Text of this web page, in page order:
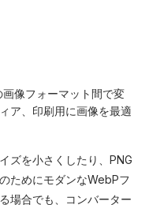
像フォーマット間で変
ア、印刷用に画像を最適
ズを小さくしたり、PNG
ためにモダンなWebPフ
場合でも、コンバーター